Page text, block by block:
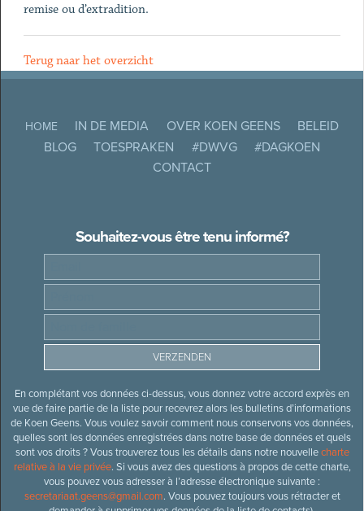
remise ou d’extradition.
Terug naar het overzicht
HOME IN DE MEDIA OVER KOEN GEENS
BELEID
BLOG
TOESPRAKEN #DWVG
#DAGKOEN
CONTACT
Souhaitez-vous être tenu informé?
En complétant vos données ci-dessus, vous donnez votre accord exprès en
vue de faire partie de la liste pour recevrez alors les bulletins d’informations
de Koen Geens. Vous voulez savoir comment nous conservons vos données,
quelles sont les données enregistrées dans notre base de données et quels
sont vos droits ? Vous trouverez tous les détails dans notre nouvellecharte
relative à la vie privée. Si vous avez des questions à propos de cette charte,
vous pouvez vous adresser à l’adresse électronique suivante :
secretariaat.geens@gmail.com. Vous pouvez toujours vous rétracter et